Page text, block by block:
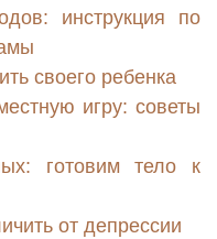
инструкция по
своего ребенка
игру: советы
готовим тело к
от депрессии